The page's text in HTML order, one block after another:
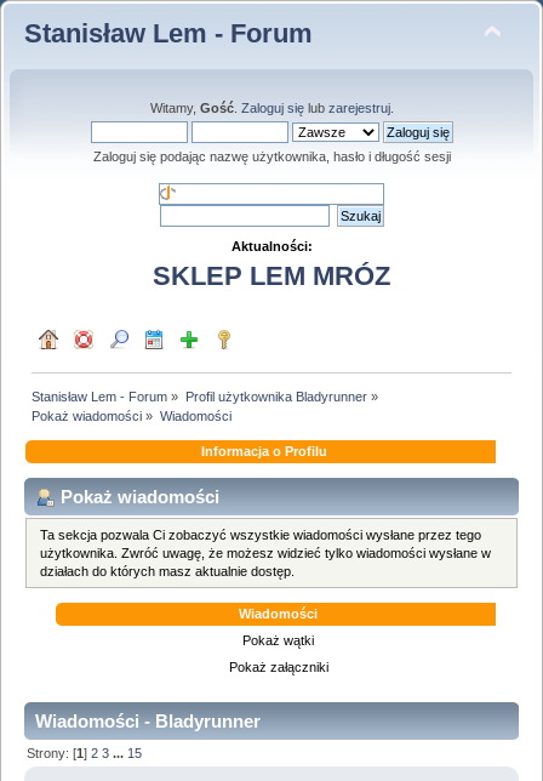
Stanisław Lem - Forum
Witamy, Gość. Zaloguj sięlub zarejestruj.
Zaloguj się podając nazwę użytkownika, hasło i długość sesji
Aktualności:
SKLEP LEM MRÓZ
Stanisław Lem - Forum » Profil użytkownika Bladyrunner»
Pokaż wiadomości » Wiadomości
Informacja o Profilu
Pokaż wiadomości
Ta sekcja pozwala Ci zobaczyć wszystkie wiadomości wysłane przez tego
użytkownika. Zwróć uwagę, że możesz widzieć tylko wiadomości wysłane w
działach do których masz aktualnie dostęp.
Wiadomości
Pokaż wątki
Pokaż załączniki
Wiadomości - Bladyrunner
Strony: [1]2 3 ... 15